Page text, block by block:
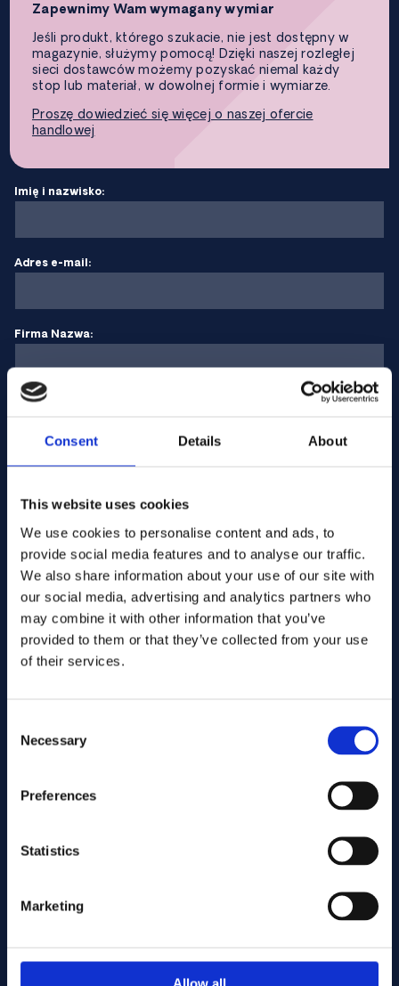
Consent Details About
This website uses cookies
We use cookies to personalise content and ads, to
provide social media features and to analyse our traffic.
We also share information about your use of our site with
our social media, advertising and analytics partners who
may combine it with other information that you’ve
provided to them or that they’ve collected from your use
of their services.
Selection
Necessary
Preferences
Statistics
Marketing
Allow all
Zapewnimy Wam wymagany wymiar
Jeśli produkt, którego szukacie, nie jest dostępny w
magazynie, służymy pomocą! Dzięki naszej rozległej
sieci dostawców możemy pozyskać niemal każdy
stop lub materiał, w dowolnej formie i wymiarze.
Proszę dowiedzieć się więcej o naszej ofercie
handlowej
Imię i nazwisko:
Adres e-mail:
Firma Nazwa:
Wprowadź ilość
Wyślij
Cutting services